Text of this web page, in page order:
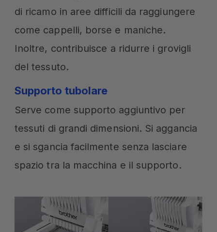
di ricamo in aree difficili da raggiungere
come cappelli, borse e maniche.
Inoltre, contribuisce a ridurre i grovigli
del tessuto.
Supporto tubolare
Serve come supporto aggiuntivo per
tessuti di grandi dimensioni. Si aggancia
e si sgancia facilmente senza lasciare
spazio tra la macchina e il supporto.